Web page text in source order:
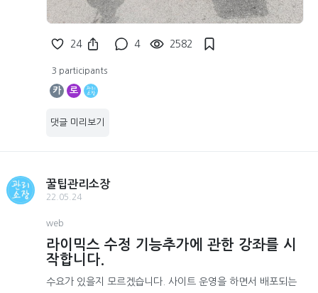
24 4 2582
3 participants
카 로
댓글 미리보기
꿀팁관리소장
22.05.24
web
라이믹스 수정 기능추가에 관한 강좌를 시
작합니다.
수요가 있을지 모르겠습니다. 사이트 운영을 하면서 배포되는